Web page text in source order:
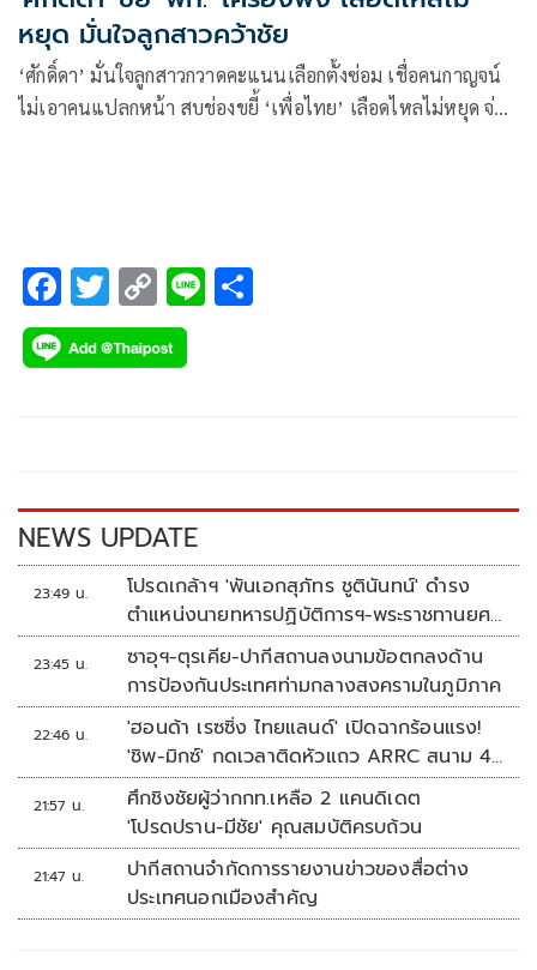
หยุด มั่นใจลูกสาวคว้าชัย
‘ศักดิ์ดา’ มั่นใจลูกสาวกวาดคะแนนเลือกตั้งซ่อม เชื่อคนกาญจน์
ไม่เอาคนแปลกหน้า สบช่องขยี้ ‘เพื่อไทย’ เลือดไหลไม่หยุด จ่อ
F
ac
e
k
T
wi
tt
C
o
p
k
Li
NEWS UPDATE
23:49 น.
โปรดเกล้าฯ 'พันเอกสุภัทร ชูตินันทน์' ดำรง
ตำแหน่งนายทหารปฏิบัติการฯ-พระราชทานยศ
'พลตรี'
23:45 น.
ซาอุฯ-ตุรเคีย-ปากีสถานลงนามข้อตกลงด้าน
การป้องกันประเทศท่ามกลางสงครามในภูมิภาค
22:46 น.
'ฮอนด้า เรซซิ่ง ไทยแลนด์' เปิดฉากร้อนแรง!
'ชิพ-มิกซ์' กดเวลาติดหัวแถว ARRC สนาม 4
ที่มัลดาลิกา
21:57 น.
ศึกชิงชัยผู้ว่ากกท.เหลือ 2 แคนดิเดต
'โปรดปราน-มีชัย' คุณสมบัติครบถ้วน
21:47 น.
ปากีสถานจำกัดการรายงานข่าวของสื่อต่าง
ประเทศนอกเมืองสำคัญ